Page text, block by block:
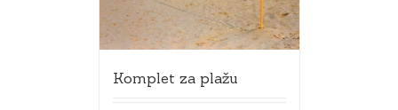
Komplet za plažu